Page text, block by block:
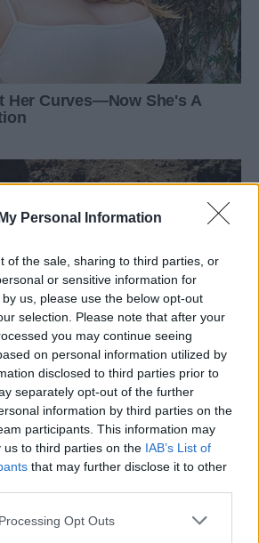
Personal Information
of the sale, sharing to third parties, or
or sensitive information for
us, please use the below opt-out
selection. Please note that after your
you may continue seeing
on personal information utilized by
disclosed to third parties prior to
separately opt-out of the further
information by third parties on the
participants. This information may
us to third parties on the IAB’s List of
that may further disclose it to other
Opt Outs